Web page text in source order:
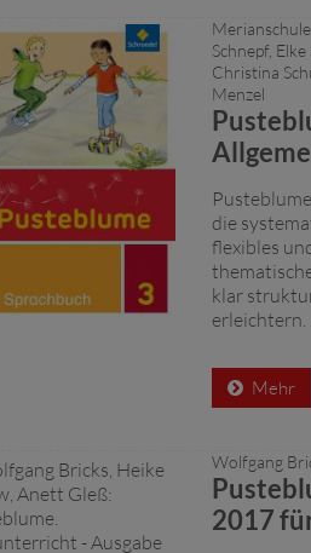
Schnepf,
Christina
Menzel
die
flexibles
klar
erleichtern.
Mehr
Wolfgang
2017